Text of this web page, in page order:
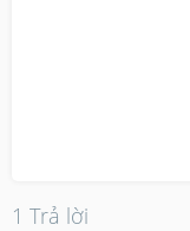
1 Trả lời